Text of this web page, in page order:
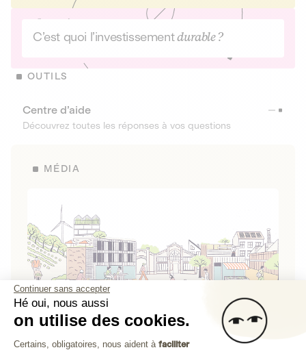
C’est quoi l’investissementdurable ?
OUTILS
Centre d’aide
Découvrez toutes les réponses à vos questions
MÉDIA
Continuer sans accepter
Hé oui, nous aussi
on utilise des cookies.
Plateforme de Gestion du
Certains, obligatoires, nous aident à faciliter